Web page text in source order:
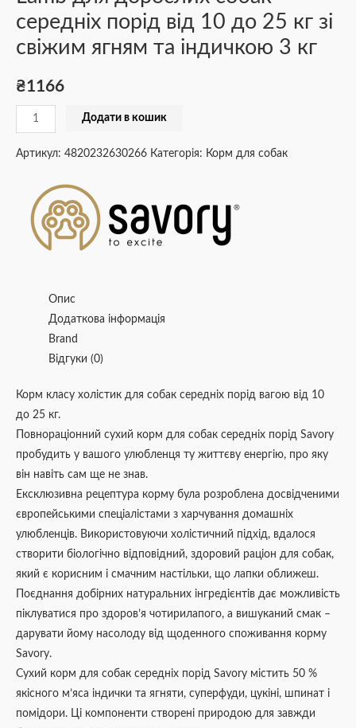
середніх порід від 10 до 25 кг зі
свіжим ягням та індичкою 3 кг
₴1166
Додати в кошик
Артикул: 4820232630266 Категорія: Корм для собак
Опис
Додаткова інформація
Brand
Відгуки (0)
Корм класу холістик для собак середніх порід вагою від 10
до 25 кг.
Повнораціонний сухий корм для собак середніх порід Savory
пробудить у вашого улюбленця ту життєву енергію, про яку
він навіть сам ще не знав.
Ексклюзивна рецептура корму була розроблена досвідченими
європейськими спеціалістами з харчування домашніх
улюбленців. Використовуючи холістичний підхід, вдалося
створити біологічно відповідний, здоровий раціон для собак,
який є корисним і смачним настільки, що лапки оближеш.
Поєднання добірних натуральних інгредієнтів дає можливість
піклуватися про здоров’я чотирилапого, а вишуканий смак –
дарувати йому насолоду від щоденного споживання корму
Savory.
Сухий корм для собак середніх порід Savory містить 50 %
якісного м’яса індички та ягняти, суперфуди, цукіні, шпинат і
помідори. Ці компоненти створені природою для завжди